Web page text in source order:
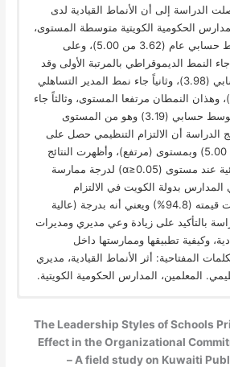
الدراسة إلى أن الأنماط القيادية لدى
الحكومية الكويتية متوسطة المستوى،
فقد حصلت على متوسط حسابي عام (3.62 من 5.00)، وعلى
النمط الديموقراطي بالمرتبة الأولى وقد
حصل على متوسط حسابي (3.98)، وثانياً جاء نمط المدير التساهلي
بمتوسط حسابي (3.70)، وهذان النمطان مرتفعا المستوى، وثالثاً جاء
النمط الأوتوقراطي بمتوسط حسابي (3.19) وهو من المستوى
الدراسة أن الالتزام التنظيمي حصل على
متوسط عام (3.85 من 5.00) وبمستوى (مرتفع)، وأظهرت النتائج
وجود أثر ذو دلالة إحصائية عند مستوى (0.05≤α) لدرجة ممارسة
المدارس بدولة الكويت في الالتزام
التنظيمي للمعلمين بلغت قيمته (94.8%) ويعني أنه بدرجة (عالية
بالتأكيد على زيادة وعي مديري ومديرات
وكيفية تطبيقها وممارستها داخل
المفتاحية: أثر الأنماط القيادية، مديري
المعلمين، المدارس الحكومية الكويتية.
The Leadership Styles of Schools
Effect in the Organizational